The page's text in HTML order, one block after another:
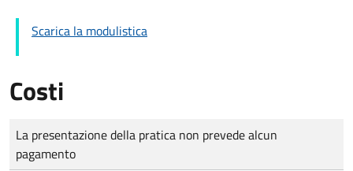
Scarica la modulistica
Costi
Tipo di pagamento
Importo
La presentazione della pratica non prevede alcun
pagamento